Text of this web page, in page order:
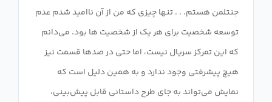
جنتلمن هستم. . . تنها چیزی که من از آن ناامید شدم عدم
توسعه شخصیت برای هر یک از شخصیت ها بود. می‌دانم
که این تمرکز سریال نیست، اما حتی در صدها قسمت نیز
هیچ پیشرفتی وجود ندارد و به همین دلیل است که
نمایش می‌تواند به جای طرح داستانی قابل پیش‌بینی،